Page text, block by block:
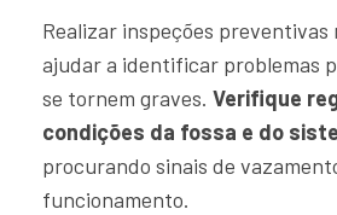
Realizar inspeções
ajudar a identificar problemas
se tornem graves. Verifique
condições da fossa e do
procurando sinais de
funcionamento.